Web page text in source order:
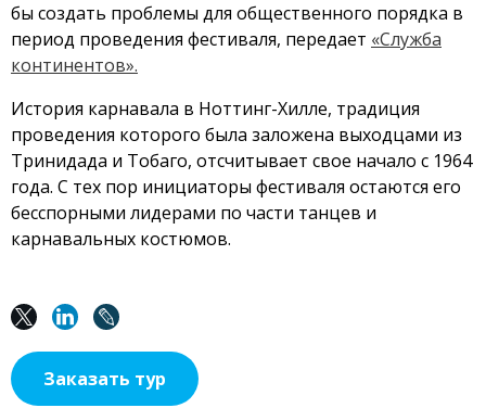
бы создать проблемы для общественного порядка в
период проведения фестиваля, передает «Служба
континентов».
История карнавала в Ноттинг-Хилле, традиция
проведения которого была заложена выходцами из
Тринидада и Тобаго, отсчитывает свое начало с 1964
года. С тех пор инициаторы фестиваля остаются его
бесспорными лидерами по части танцев и
карнавальных костюмов.
Заказать тур